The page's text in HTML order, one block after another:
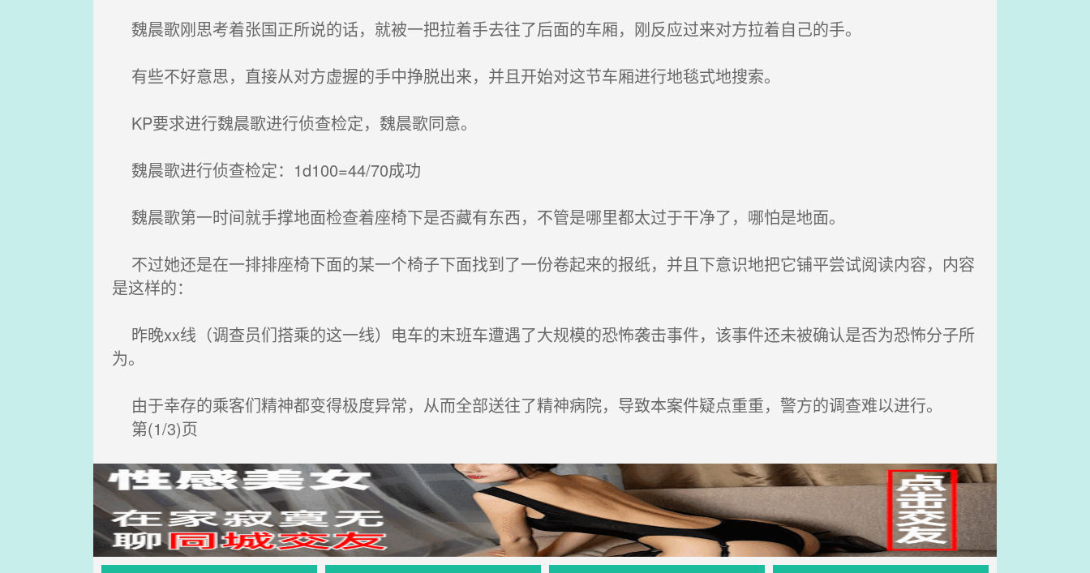
魏晨歌刚思考着张国正所说的话，就被一把拉着手去往了后面的车厢，刚反应过来对方拉着自己的手。
有些不好意思，直接从对方虚握的手中挣脱出来，并且开始对这节车厢进行地毯式地搜索。
KP要求进行魏晨歌进行侦查检定，魏晨歌同意。
魏晨歌进行侦查检定：1d100=44/70成功
魏晨歌第一时间就手撑地面检查着座椅下是否藏有东西，不管是哪里都太过于干净了，哪怕是地面。
不过她还是在一排排座椅下面的某一个椅子下面找到了一份卷起来的报纸，并且下意识地把它铺平尝试阅读内容，内容
是这样的：
昨晚xx线（调查员们搭乘的这一线）电车的末班车遭遇了大规模的恐怖袭击事件，该事件还未被确认是否为恐怖分子所
为。
由于幸存的乘客们精神都变得极度异常，从而全部送往了精神病院，导致本案件疑点重重，警方的调查难以进行。
第(1/3)页